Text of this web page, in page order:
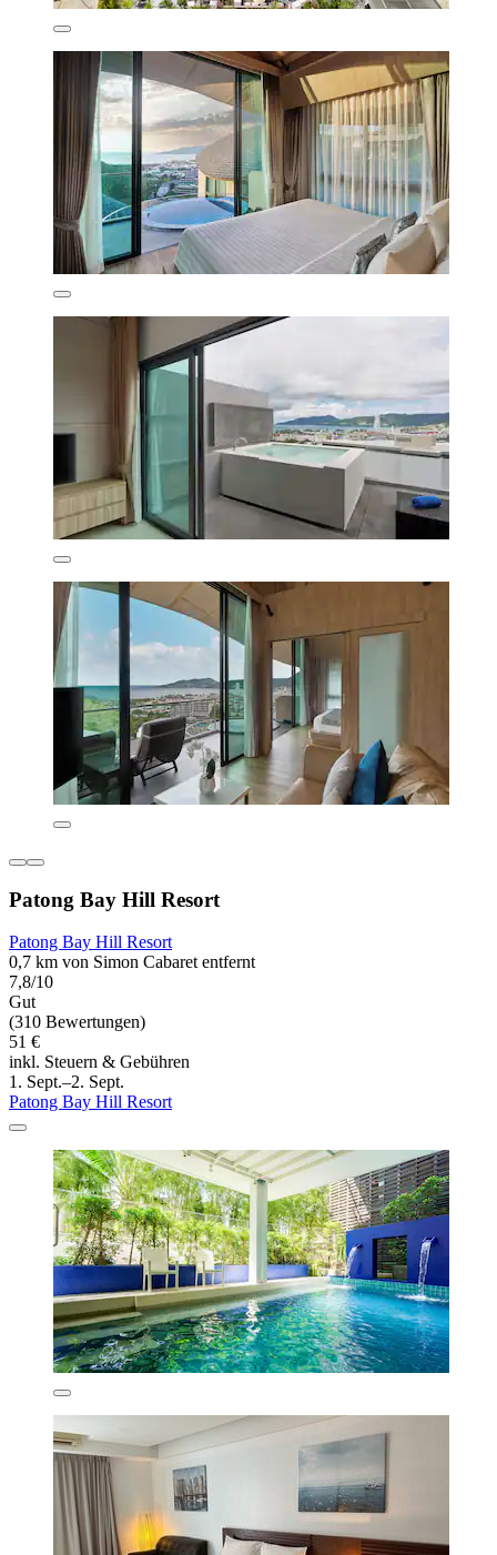
Patong Bay Hill Resort
Patong Bay Hill Resort
0,7 km von Simon Cabaret entfernt
7,8/10
Gut
(310 Bewertungen)
51 €
inkl. Steuern & Gebühren
1. Sept.–2. Sept.
Patong Bay Hill Resort